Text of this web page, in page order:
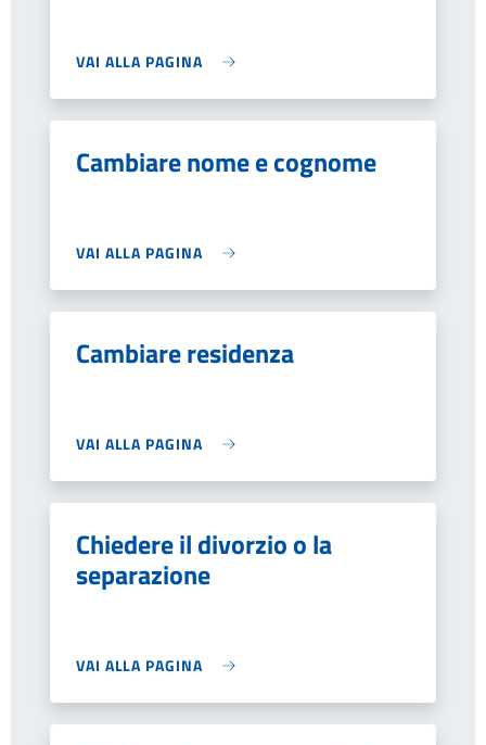
VAI ALLA PAGINA
Cambiare nome e cognome
VAI ALLA PAGINA
Cambiare residenza
VAI ALLA PAGINA
Chiedere il divorzio o la
separazione
VAI ALLA PAGINA